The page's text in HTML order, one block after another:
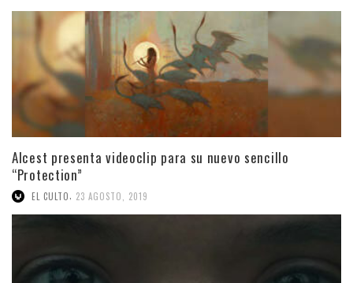
Alcest presenta videoclip para su nuevo sencillo
“Protection”
EL CULTO 23 AGOSTO, 2019